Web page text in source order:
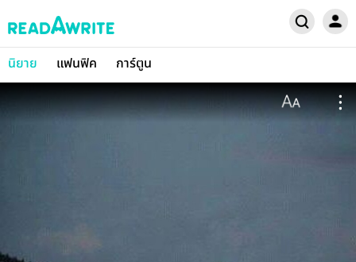
นิยาย แฟนฟิค การ์ตูน